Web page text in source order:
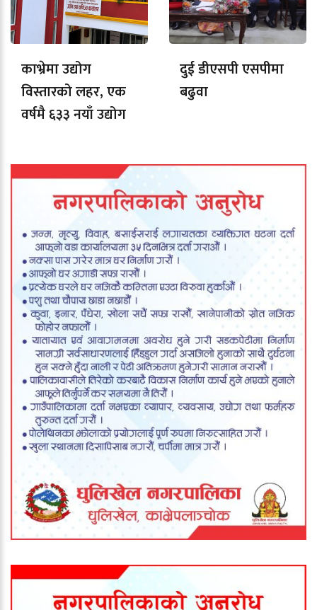
काभ्रेमा उद्योग
विस्तारको लहर, एक
वर्षमै ६३३ नयाँ उद्योग
दुई डीएसपी एसपीमा
बढुवा